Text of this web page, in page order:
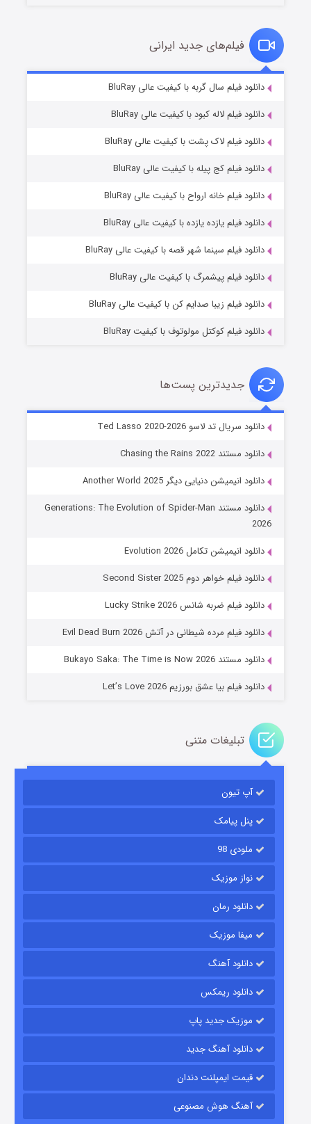
قسمت۷ (زیرنویس) منتشر شد
خاندان اژدها فصل ۳
جادوگری در مغولستان
باب اسفنجی فصل ۱۷
قسمت۶ (زیرنویس) منتشر شد
قسمت۱۵ (دوبله) منتشر شد
فیلم‌های جدید ایرانی
دانلود فیلم سال گربه با کیفیت عالی BluRay
دانلود فیلم لاله کبود با کیفیت عالی BluRay
دانلود فیلم لاک پشت با کیفیت عالی BluRay
دانلود فیلم کج‌ پیله با کیفیت عالی BluRay
دانلود فیلم خانه ارواح با کیفیت عالی BluRay
دانلود فیلم یازده یازده با کیفیت عالی BluRay
دانلود فیلم سینما شهر قصه با کیفیت عالی BluRay
دانلود فیلم پیشمرگ با کیفیت عالی BluRay
دانلود فیلم زیبا صدایم کن با کیفیت عالی BluRay
دانلود فیلم کوکتل مولوتوف با کیفیت BluRay
جدیدترین پست‌ها
دانلود سریال تد لاسو Ted Lasso 2020-2026
دانلود مستند Chasing the Rains 2022
دانلود انیمیشن دنیایی دیگر Another World 2025
دانلود مستند Generations: The Evolution of Spider-Man
2026
دانلود انیمیشن تکامل Evolution 2026
دانلود فیلم خواهر دوم Second Sister 2025
دانلود فیلم ضربه شانس Lucky Strike 2026
دانلود فیلم مرده شیطانی در آتش Evil Dead Burn 2026
دانلود مستند Bukayo Saka: The Time is Now 2026
دانلود فیلم بیا عشق بورزیم Let’s Love 2026
تبلیغات متنی
آپ تیون
پنل پیامک
ملودی 98
نواز موزیک
دانلود رمان
میفا موزیک
دانلود آهنگ
دانلود ریمکس
موزیک جدید پاپ
دانلود آهنگ جدید
قیمت ایمپلنت دندان
آهنگ هوش مصنوعی